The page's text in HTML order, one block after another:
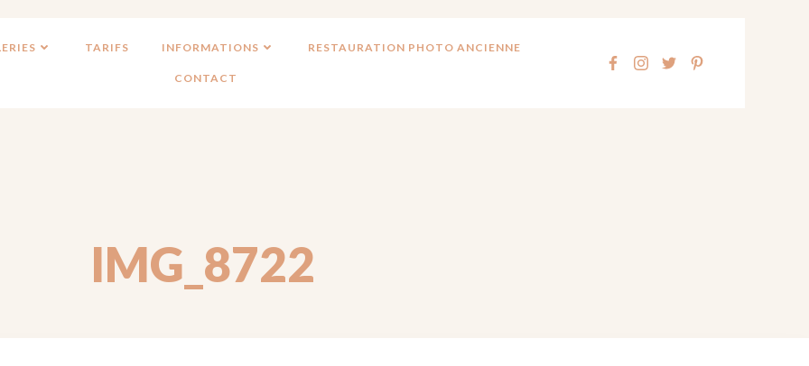
TARIFS INFORMATIONS RESTAURATION PHOTO ANCIENNE
CONTACT
IMG_8722